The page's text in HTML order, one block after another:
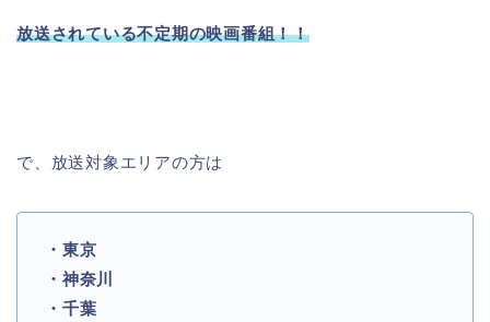
放送されている不定期の映画番組！！
で、放送対象エリアの方は
・東京
・神奈川
・千葉